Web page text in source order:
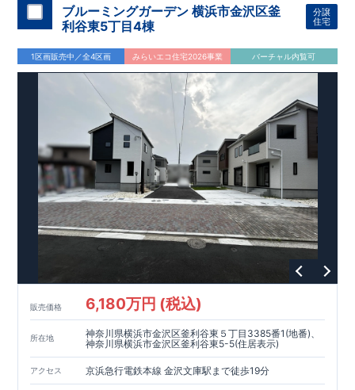
ブルーミングガーデン 横浜市金沢区釜
利谷東5丁目4棟
分譲
住宅
1区画販売中／全4区画 みらいエコ住宅2026事業 バーチャル内覧可
販売価格 6,180万円 (税込)
所在地
神奈川県横浜市金沢区釜利谷東５丁目3385番1(地番)、
神奈川県横浜市金沢区釜利谷東5-5(住居表示)
アクセス 京浜急行電鉄本線 金沢文庫駅まで徒歩19分